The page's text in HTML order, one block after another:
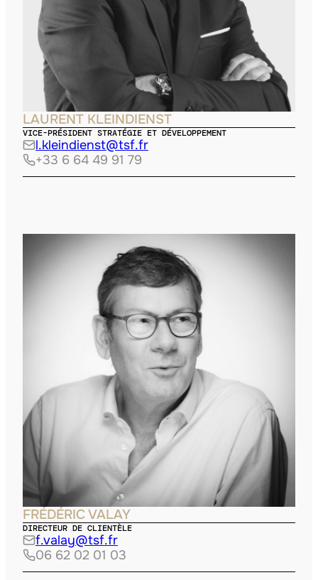
LAURENT KLEINDIENST
VICE-PRÉSIDENT STRATÉGIE ET DÉVELOPPEMENT
l.kleindienst@tsf.fr
+33 6 64 49 91 79
FRÉDÉRIC VALAY
DIRECTEUR DE CLIENTÈLE
f.valay@tsf.fr
06 62 02 01 03